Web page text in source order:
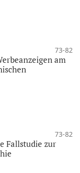
73-82
am
73-82
Fallstudie zur